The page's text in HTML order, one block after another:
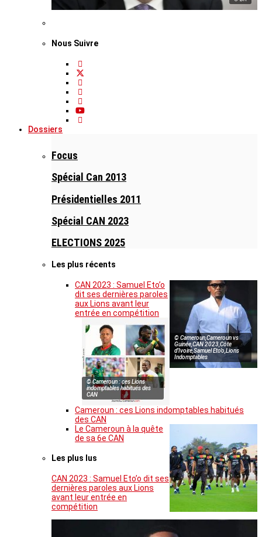
Nous Suivre
Dossiers
Focus
Spécial Can 2013
Présidentielles 2011
Spécial CAN 2023
ELECTIONS 2025
Les plus récents
© Cameroun,Cameroun vs
Guinée,CAN 2023,Côte
d’Ivoire,Samuel Eto’o,Lions
Indomptables
CAN 2023 : Samuel Eto’o
dit ses dernières paroles
aux Lions avant leur
entrée en compétition
© Cameroun : ces Lions
indomptables habitués des
CAN
Cameroun : ces Lions indomptables habitués
des CAN
Le Cameroun à la quête
de sa 6e CAN
Les plus lus
CAN 2023 : Samuel Eto’o dit ses
dernières paroles aux Lions
avant leur entrée en
compétition